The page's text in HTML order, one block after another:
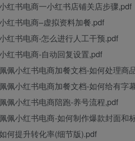
红书电商一小红书店铺关店步骤,pdf
红书电商–虚拟资料加餐.pdf
红书电商-怎么进行人工干预.pdf
红书电商-自动回复设置,pdf
佩小红书电商加餐文档-如何处理商
佩小红书电商加餐文档-如何给有字
佩小红书电商陪跑-养号流程,pdf
佩小红书电商-如何制作爆款封面和
何提升转化率(细节版).pdf